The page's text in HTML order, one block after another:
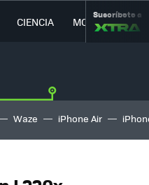
CIENCIA MOVILIDAD
Suscríbete a
Waze iPhone Air